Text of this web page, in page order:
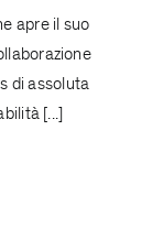
apre il suo
di assoluta
[...]